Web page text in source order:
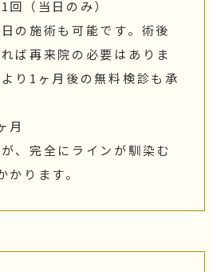
回（当日のみ）
の施術も可能です。術後
ば再来院の必要はありま
り1ヶ月後の無料検診も承
月
、完全にラインが馴染む
かります。